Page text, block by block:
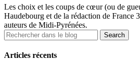
Les choix et les coups de cœur (ou de
Haudebourg et de la rédaction de France
auteurs de Midi-Pyrénées.
Articles récents